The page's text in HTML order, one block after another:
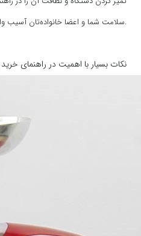
سلامت شما و اعضا خانواده‌تان آسیب وارد کند.
نکات بسیار با اهمیت در راهنمای